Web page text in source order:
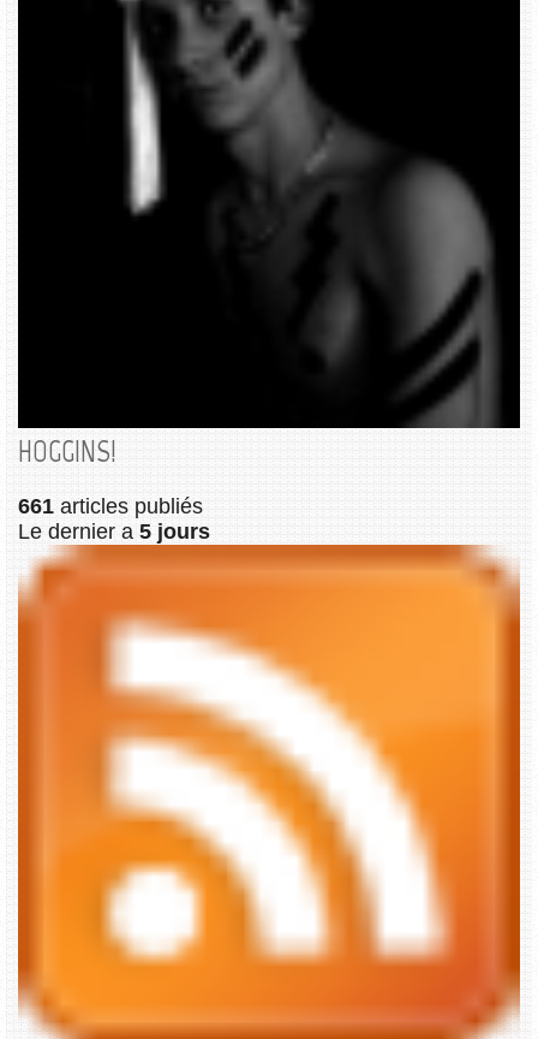
HOGGINS!
661 articles publiés
Le dernier a 5 jours